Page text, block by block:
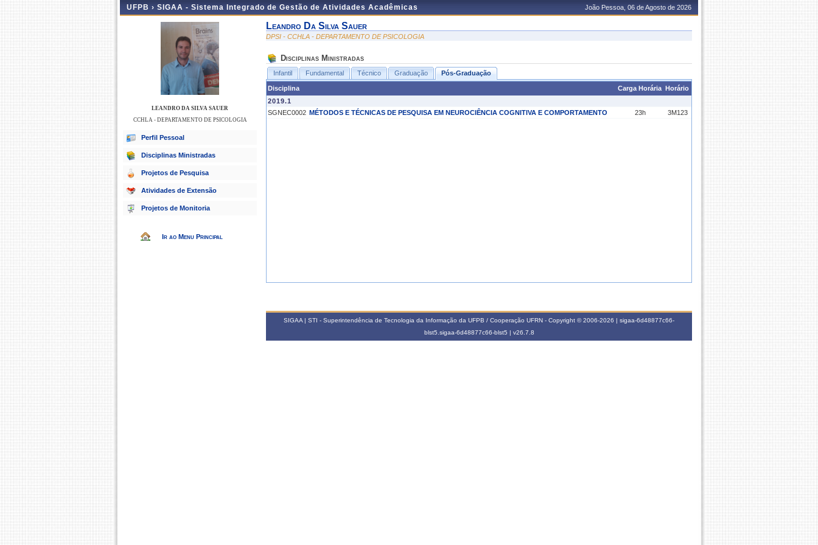
UFPB › SIGAA - Sistema Integrado de Gestão de Atividades Acadêmicas João Pessoa, 06 de Agosto de 2026
LEANDRO DA SILVA SAUER
CCHLA - DEPARTAMENTO DE PSICOLOGIA
Perfil Pessoal
Disciplinas Ministradas
Projetos de Pesquisa
Atividades de Extensão
Projetos de Monitoria
Ir ao Menu Principal
Leandro Da Silva Sauer
DPSI - CCHLA - DEPARTAMENTO DE PSICOLOGIA
Disciplinas Ministradas
Infantil Fundamental Técnico Graduação Pós-Graduação
Disciplina Carga Horária Horário
2019.1
SGNEC0002 MÉTODOS E TÉCNICAS DE PESQUISA EM NEUROCIÊNCIA COGNITIVA E COMPORTAMENTO 23h 3M123
SIGAA | STI - Superintendência de Tecnologia da Informação da UFPB / Cooperação UFRN - Copyright © 2006-2026 | sigaa-6d48877c66-
blst5.sigaa-6d48877c66-blst5 | v26.7.8